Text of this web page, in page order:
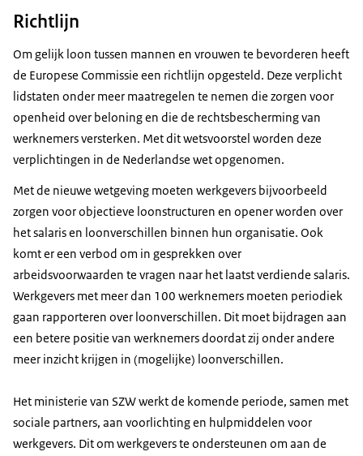
Richtlijn
Om gelijk loon tussen mannen en vrouwen te bevorderen heeft
de Europese Commissie een richtlijn opgesteld. Deze verplicht
lidstaten onder meer maatregelen te nemen die zorgen voor
openheid over beloning en die de rechtsbescherming van
werknemers versterken. Met dit wetsvoorstel worden deze
verplichtingen in de Nederlandse wet opgenomen.
Met de nieuwe wetgeving moeten werkgevers bijvoorbeeld
zorgen voor objectieve loonstructuren en opener worden over
het salaris en loonverschillen binnen hun organisatie. Ook
komt er een verbod om in gesprekken over
arbeidsvoorwaarden te vragen naar het laatst verdiende salaris.
Werkgevers met meer dan 100 werknemers moeten periodiek
gaan rapporteren over loonverschillen. Dit moet bijdragen aan
een betere positie van werknemers doordat zij onder andere
meer inzicht krijgen in (mogelijke) loonverschillen.
Het ministerie van SZW werkt de komende periode, samen met
sociale partners, aan voorlichting en hulpmiddelen voor
werkgevers. Dit om werkgevers te ondersteunen om aan de